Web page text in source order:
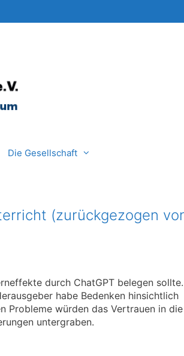
Die Gesellschaft
(zurückgezogen
durch ChatGPT belegen sollte.
habe Bedenken hinsichtlich
Probleme würden das Vertrauen in die
untergraben.